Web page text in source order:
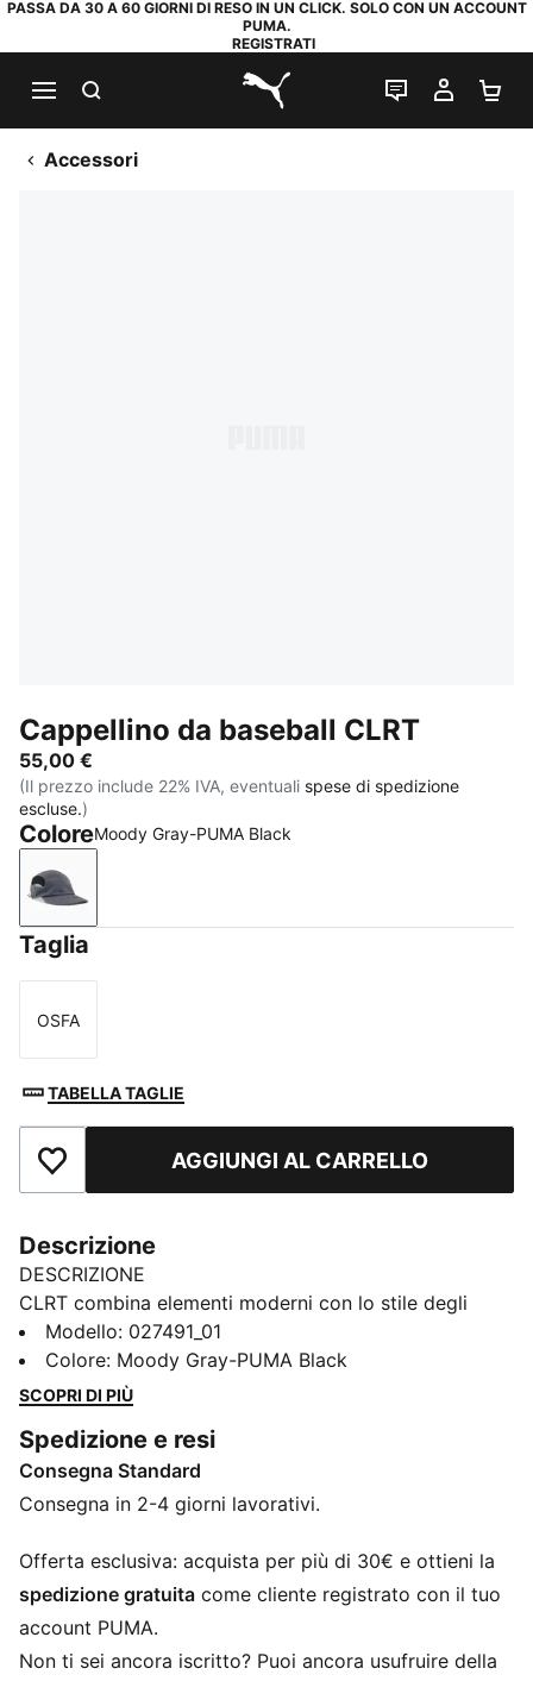
PASSA DA 30 A 60 GIORNI DI RESO IN UN CLICK. SOLO CON UN ACCOUNT
PUMA.
REGISTRATI
PUMA.com
CHAT IL MIO
Accessori
Cappellino da baseball CLRT
55,00 €
(Il prezzo include 22% IVA, eventuali spese di spedizione
escluse.)
ColoreMoody Gray-PUMA Black
Moody Gray-PUMA Black
Taglia
Taglia
OSFA
TABELLA TAGLIE
Aggiungi ai PreferitiAGGIUNGI AL CARRELLO
Descrizione
DESCRIZIONE
CLRT combina elementi moderni con lo stile degli
archivi dei primi anni 2000, creando un look che è in
parte da passerella e in parte techwear. Questo
cappellino da baseball trae ispirazione dallo spirito
DETTAGLI
Progettato per: Lifestyle di PUMA
Esclusivi dettagli PUMA
Visiera pre-curvata
Chiusura con cinturino elastico che lo rende più facile
da regolare
Modello: 027491_01
Colore: Moody Gray-PUMA Black
SCOPRI DI PIÙ
Spedizione e resi
Consegna Standard
Consegna in 2-4 giorni lavorativi.
Offerta esclusiva: acquista per più di 30€ e ottieni la
spedizione gratuita come cliente registrato con il tuo
account PUMA.
Non ti sei ancora iscritto? Puoi ancora usufruire della